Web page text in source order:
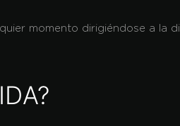
momento dirigiéndose a la